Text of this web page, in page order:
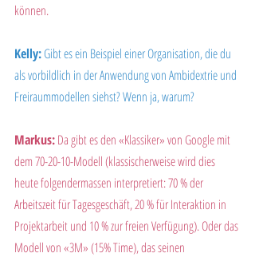
können.
Kelly: Gibt es ein Beispiel einer Organisation, die du
als vorbildlich in der Anwendung von Ambidextrie und
Freiraummodellen siehst? Wenn ja, warum?
Markus: Da gibt es den «Klassiker» von Google mit
dem 70-20-10-Modell (klassischerweise wird dies
heute folgendermassen interpretiert: 70 % der
Arbeitszeit für Tagesgeschäft, 20 % für Interaktion in
Projektarbeit und 10 % zur freien Verfügung). Oder das
Modell von «3M» (15% Time), das seinen